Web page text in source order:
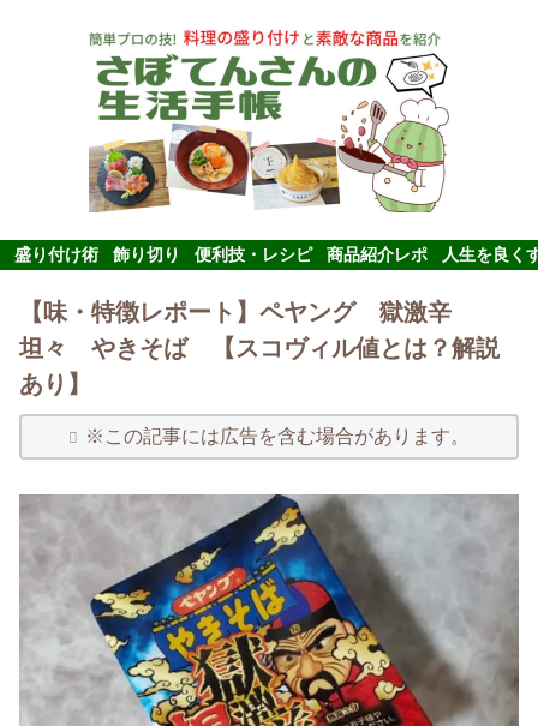
盛り付け術 飾り切り 便利技・レシピ 商品紹介レポ 人生を良く
【味・特徴レポート】ペヤング 獄激辛
坦々 やきそば 【スコヴィル値とは？解説
あり】
※この記事には広告を含む場合があります。